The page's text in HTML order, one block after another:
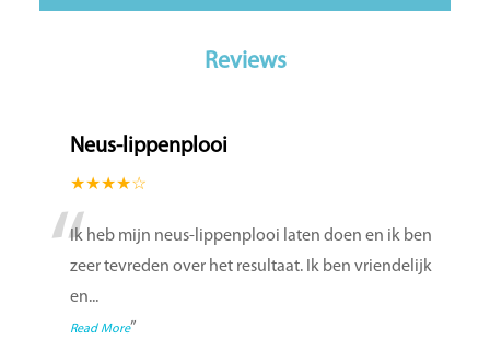
Reviews
Neus-lippenplooi
★★★★☆
“Ik heb mijn neus-lippenplooi laten doen en ik ben
zeer tevreden over het resultaat. Ik ben vriendelijk
en...
Read More”